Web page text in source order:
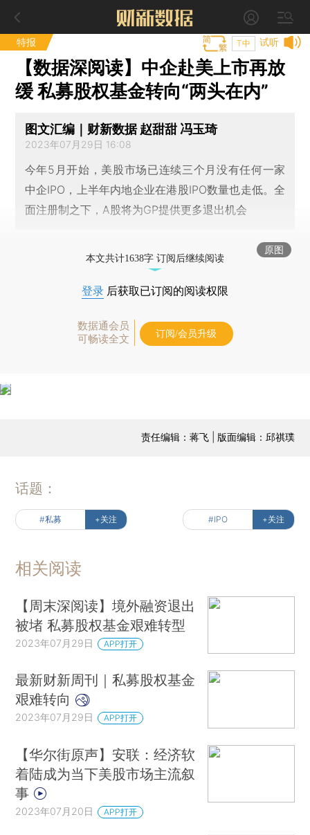
特报 试听
T中
【数据深阅读】中企赴美上市再放
缓 私募股权基金转向“两头在内”
图文汇编｜财新数据 赵甜甜 冯玉琦
2023年07月29日 16:08
今年5月开始，美股市场已连续三个月没有任何一家
中企IPO，上半年内地企业在港股IPO数量也走低。全
面注册制之下，A股将为GP提供更多退出机会
原图
本文共计1638字 订阅后继续阅读
登录 后获取已订阅的阅读权限
数据通会员
可畅读全文
订阅/会员升级
责任编辑：蒋飞 | 版面编辑：邱祺璞
话题：
#私募 +关注 #IPO +关注
相关阅读
【周末深阅读】境外融资退出
被堵 私募股权基金艰难转型
2023年07月29日 APP打开
最新财新周刊｜私募股权基金
艰难转向
2023年07月29日 APP打开
【华尔街原声】安联：经济软
着陆成为当下美股市场主流叙
事
2023年07月20日 APP打开